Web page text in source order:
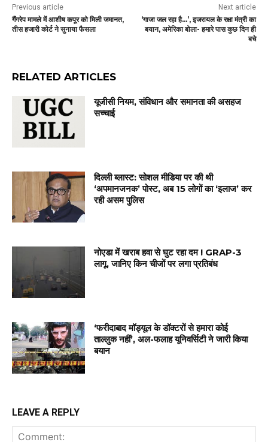
Previous article
गैंगरेप मामले में आशीष कपूर को मिली जमानत,
तीस हजारी कोर्ट ने सुनाया फैसला
Next article
‘गाजा जल रहा है…’, इजरायल के रक्षा मंत्री का
बयान, अमेरिका बोला- हमारे पास कुछ दिन ही
बचे
RELATED ARTICLES
यूजीसी नियम, संविधान और समानता की असहज
सच्चाई
दिल्ली ब्लास्ट: सोशल मीडिया पर की थी
‘अपमानजनक’ पोस्ट, अब 15 लोगों का ‘इलाज’ कर
रही असम पुलिस
नोएडा में खराब हवा से घुट रहा दम ! GRAP-3
लागू, जानिए किन चीजों पर लगा प्रतिबंध
‘फरीदाबाद मॉड्यूल के डॉक्टरों से हमारा कोई
ताल्लुक नहीं’, अल-फलाह यूनिवर्सिटी ने जारी किया
बयान
LEAVE A REPLY